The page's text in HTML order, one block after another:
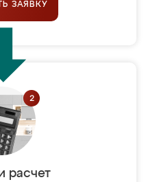
ЗАЯВКУ
расчет